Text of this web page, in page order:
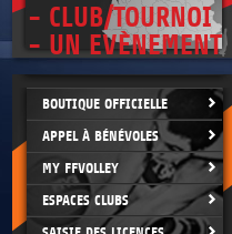
- CLUB/TOURNOI
- UN EVÈNEMENT
BOUTIQUE OFFICIELLE
APPEL À BÉNÉVOLES
MY FFVOLLEY
ESPACES CLUBS